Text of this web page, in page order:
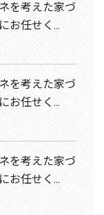
を考えた家づ
お任せく...
を考えた家づ
お任せく...
を考えた家づ
お任せく...